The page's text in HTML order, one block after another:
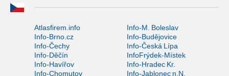
Atlasfirem.info
Info-M. Boleslav
Info-Brno.cz
Info-Budějovice
Info-Čechy
Info-Česká Lípa
Info-Děčín
InfoFrýdek-Místek
Info-Havířov
Info-Hradec Kr.
Info-Chomutov
Info-Jablonec n.N.